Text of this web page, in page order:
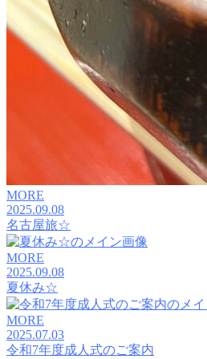
MORE
2025.09.08
名古屋旅☆
MORE
2025.09.08
夏休み☆
MORE
2025.07.03
令和7年度成人式のご案内